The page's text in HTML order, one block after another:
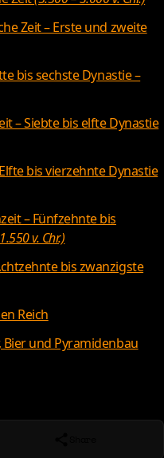
Zeit – Erste und zweite
bis sechste Dynastie –
– Siebte bis elfte Dynastie
bis vierzehnte Dynastie
– Fünfzehnte bis
v. Chr.)
bis zwanzigste
Reich
Bier und Pyramidenbau